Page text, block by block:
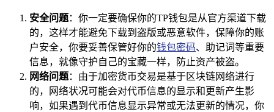
安全问题：你一定要确保你的TP钱包是从官方渠道下载
的，这样才能避免下载到盗版或恶意软件，保障你的账
户安全，你要妥善保管好你的钱包密码、助记词等重要
信息，就像守护自己的宝藏一样，防止资产被盗。
网络问题：由于加密货币交易是基于区块链网络进行
的，网络状况可能会对代币信息的显示和更新产生影
响，如果遇到代币信息显示异常或无法更新的情况，你